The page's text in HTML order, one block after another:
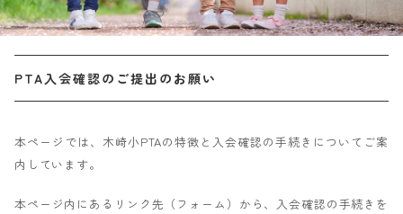
PTA入会確認のご提出のお願い
本ページでは、木崎小PTAの特徴と入会確認の手続きについてご案
内しています。
本ページ内にあるリンク先（フォーム）から、入会確認の手続きを